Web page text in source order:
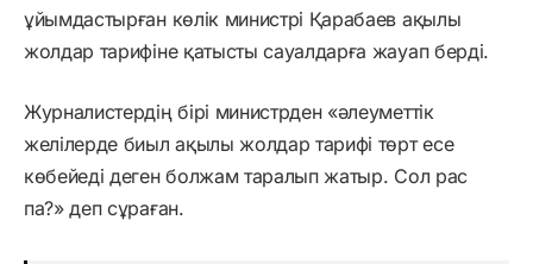
ұйымдастырған көлік министрі Қарабаев ақылы
жолдар тарифіне қатысты сауалдарға жауап берді.
Журналистердің бірі министрден «әлеуметтік
желілерде биыл ақылы жолдар тарифі төрт есе
көбейеді деген болжам таралып жатыр. Сол рас
па?» деп сұраған.